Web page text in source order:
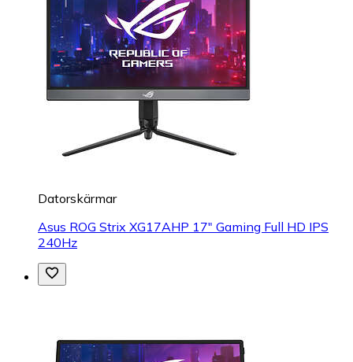
Datorskärmar
Asus ROG Strix XG17AHP 17" Gaming Full HD IPS
240Hz